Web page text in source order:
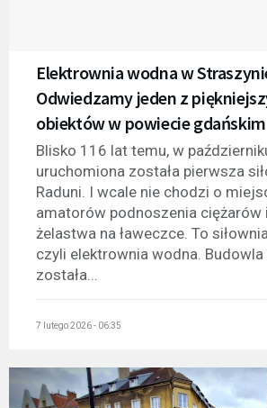
Elektrownia wodna w
Odwiedzamy jeden z
obiektów w powiecie gdańskim
Blisko 116 lat temu, w
uruchomiona została pierwsza
Raduni. I wcale nie chodzi o
amatorów podnoszenia ciężarów
żelastwa na ławeczce. To
czyli elektrownia wodna. Budowla
została...
7 lutego 2026 - 06:35